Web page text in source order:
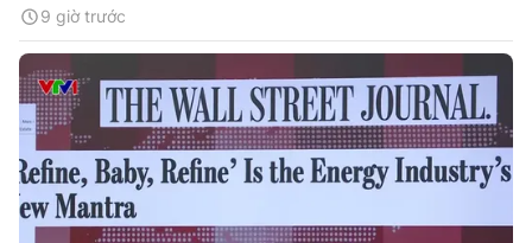
9 giờ trước